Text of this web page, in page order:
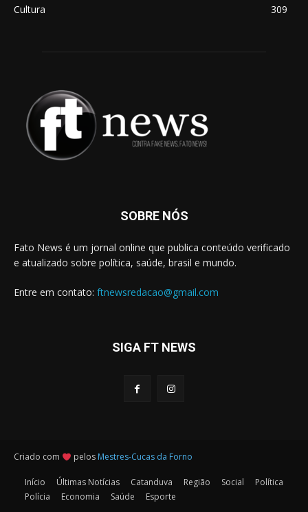
Cultura
309
SOBRE NÓS
Fato News é um jornal online que publica conteúdo verificado
e atualizado sobre política, saúde, brasil e mundo.
Entre em contato: ftnewsredacao@gmail.com
SIGA FT NEWS
Criado com pelos Mestres-Cucas da Forno
Início Últimas Notícias Catanduva Região Social
Política
Polícia
Economia Saúde Esporte